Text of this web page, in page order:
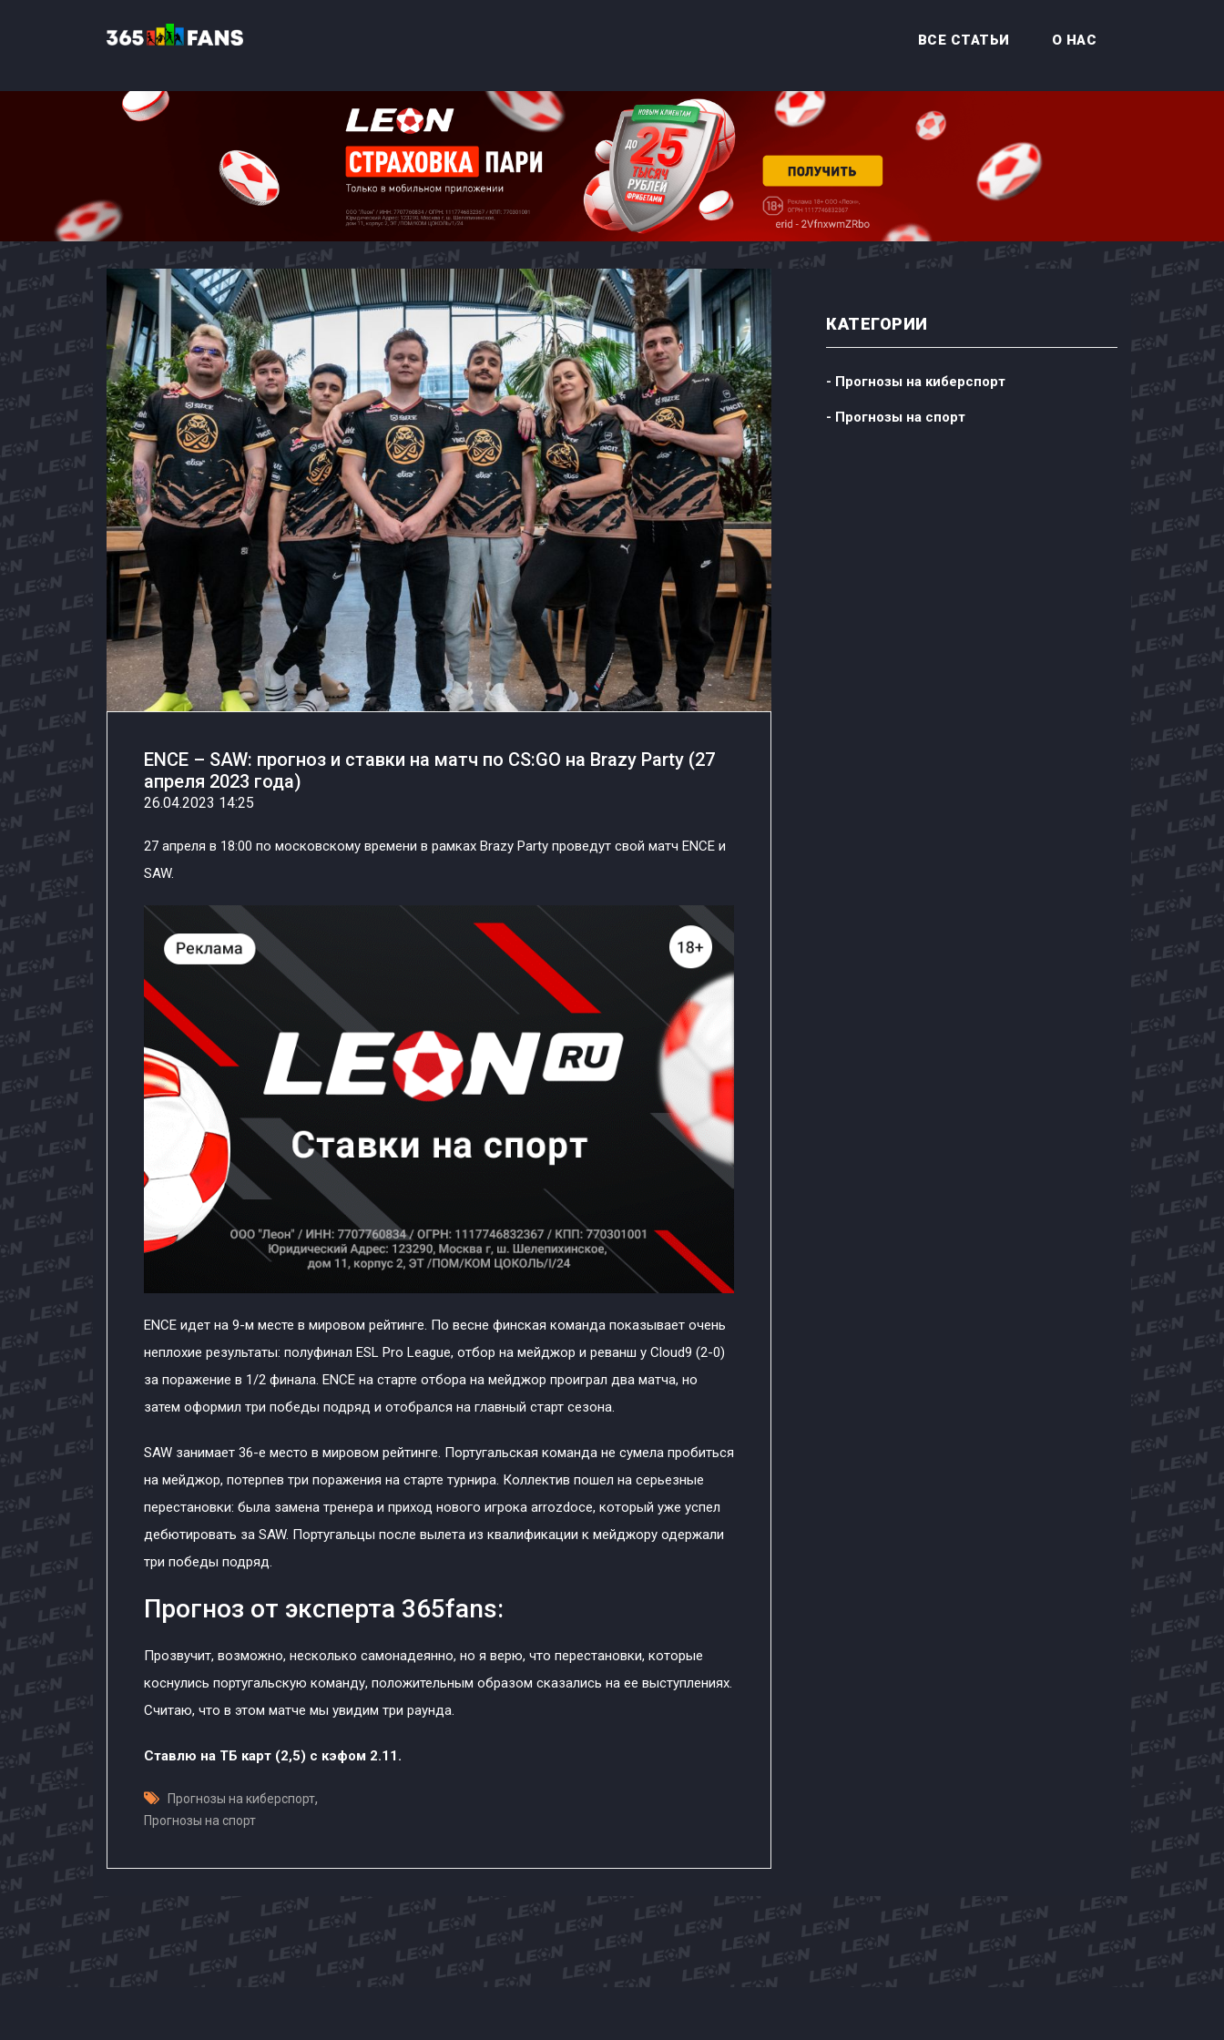
ВСЕ СТАТЬИ О НАС
ENCE – SAW: прогноз и ставки на матч по CS:GO на Brazy Party (27
апреля 2023 года)
26.04.2023 14:25
27 апреля в 18:00 по московскому времени в рамках Brazy Party проведут свой матч ENCE и
SAW.
ENCE идет на 9-м месте в мировом рейтинге. По весне финская команда показывает очень
неплохие результаты: полуфинал ESL Pro League, отбор на мейджор и реванш у Cloud9 (2-0)
за поражение в 1/2 финала. ENCE на старте отбора на мейджор проиграл два матча, но
затем оформил три победы подряд и отобрался на главный старт сезона.
SAW занимает 36-е место в мировом рейтинге. Португальская команда не сумела пробиться
на мейджор, потерпев три поражения на старте турнира. Коллектив пошел на серьезные
перестановки: была замена тренера и приход нового игрока arrozdoce, который уже успел
дебютировать за SAW. Португальцы после вылета из квалификации к мейджору одержали
три победы подряд.
Прогноз от эксперта 365fans:
Прозвучит, возможно, несколько самонадеянно, но я верю, что перестановки, которые
коснулись португальскую команду, положительным образом сказались на ее выступлениях.
Считаю, что в этом матче мы увидим три раунда.
Ставлю на ТБ карт (2,5) с кэфом 2.11.
Прогнозы на киберспорт,
Прогнозы на спорт
КАТЕГОРИИ
- Прогнозы на киберспорт
- Прогнозы на спорт